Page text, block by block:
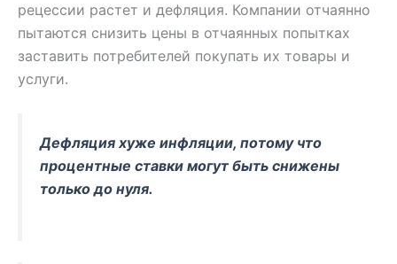
рецессии растет и дефляция. Компании отчаянно
пытаются снизить цены в отчаянных попытках
заставить потребителей покупать их товары и
услуги.
Дефляция хуже инфляции, потому что
процентные ставки могут быть снижены
только до нуля.